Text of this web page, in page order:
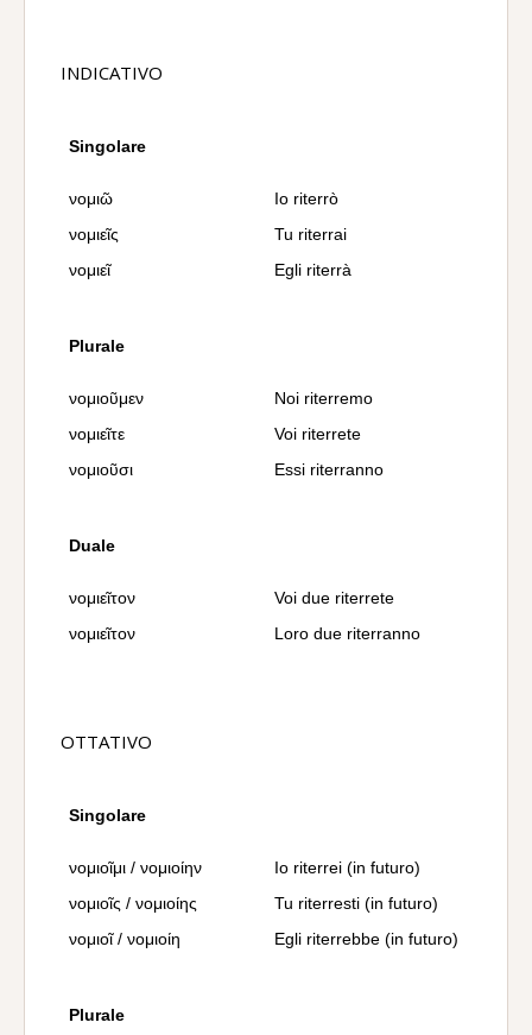
INDICATIVO
Singolare
νομιῶ
Io riterrò
νομιεῖς
Tu riterrai
νομιεῖ
Egli riterrà
Plurale
νομιοῦμεν
Noi riterremo
νομιεῖτε
Voi riterrete
νομιοῦσι
Essi riterranno
Duale
νομιεῖτον
Voi due riterrete
νομιεῖτον
Loro due riterranno
OTTATIVO
Singolare
νομιοῖμι / νομιοίην
Io riterrei (in futuro)
νομιοῖς / νομιοίης
Tu riterresti (in futuro)
νομιοῖ / νομιοίη
Egli riterrebbe (in futuro)
Plurale